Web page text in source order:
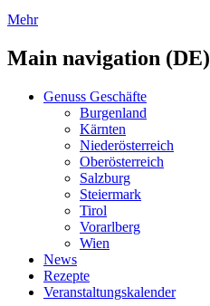
Mehr
Main navigation (DE)
Genuss Geschäfte
Burgenland
Kärnten
Niederösterreich
Oberösterreich
Salzburg
Steiermark
Tirol
Vorarlberg
Wien
News
Rezepte
Veranstaltungskalender